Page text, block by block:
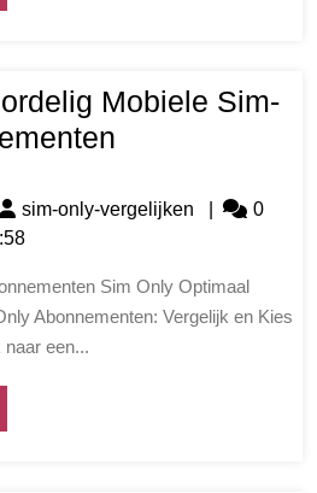
Mobiele Sim-
sim-only-vergelijken
0
Abonnementen: Vergelijk en Kies
een...